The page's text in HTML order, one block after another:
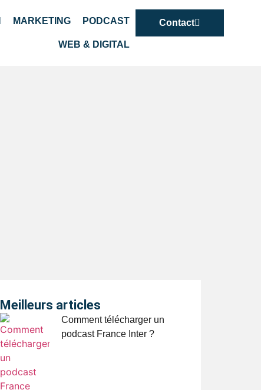
MARKETING PODCAST
WEB & DIGITAL
Contact
Meilleurs articles
Comment télécharger un
podcast France Inter ?